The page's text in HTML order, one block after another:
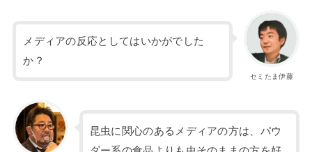
セミたま伊藤
メディアの反応としてはいかがでした
か？
昆虫に関心のあるメディアの方は、パウ